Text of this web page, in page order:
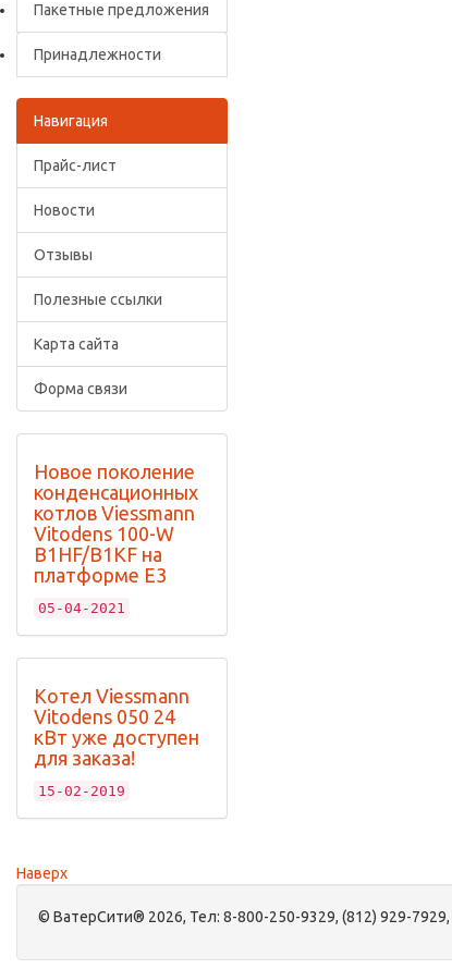
Пакетные предложения
Принадлежности
Навигация
Прайс-лист
Новости
Отзывы
Полезные ссылки
Карта сайта
Форма связи
Новое поколение
конденсационных
котлов Viessmann
Vitodens 100-W
B1HF/B1KF на
платформе Е3
05-04-2021
Котел Viessmann
Vitodens 050 24
кВт уже доступен
для заказа!
15-02-2019
Наверх
© ВатерСити® 2026, Тел: 8-800-250-9329, (812) 929-7929,